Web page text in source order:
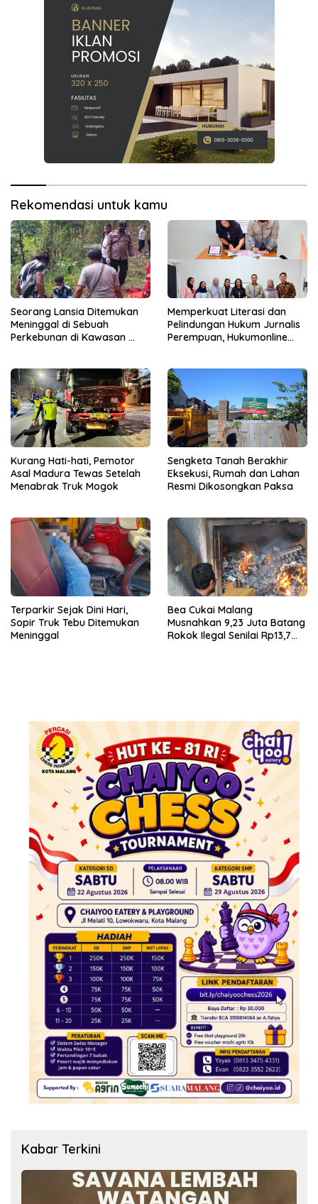
Rekomendasi untuk kamu
Seorang Lansia Ditemukan
Meninggal di Sebuah
Perkebunan di Kawasan
Memperkuat Literasi dan
Pelindungan Hukum Jurnalis
Perempuan, Hukumonline
Kurang Hati-hati, Pemotor
Asal Madura Tewas Setelah
Menabrak Truk Mogok
Sengketa Tanah Berakhir
Eksekusi, Rumah dan Lahan
Resmi Dikosongkan Paksa
Terparkir Sejak Dini Hari,
Sopir Truk Tebu Ditemukan
Meninggal
Bea Cukai Malang
Musnahkan 9,23 Juta Batang
Rokok Ilegal Senilai Rp13,7
Kabar Terkini